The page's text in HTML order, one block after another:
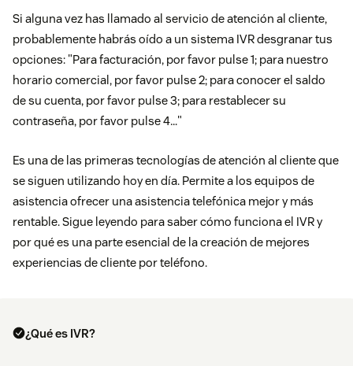
Si alguna vez has llamado al servicio de atención al cliente,
probablemente habrás oído a un sistema IVR desgranar tus
opciones: "Para facturación, por favor pulse 1; para nuestro
horario comercial, por favor pulse 2; para conocer el saldo
de su cuenta, por favor pulse 3; para restablecer su
contraseña, por favor pulse 4…"
Es una de las primeras tecnologías de atención al cliente que
se siguen utilizando hoy en día. Permite a los equipos de
asistencia ofrecer una asistencia telefónica mejor y más
rentable. Sigue leyendo para saber cómo funciona el IVR y
por qué es una parte esencial de la creación de mejores
experiencias de cliente por teléfono.
¿Qué es IVR?